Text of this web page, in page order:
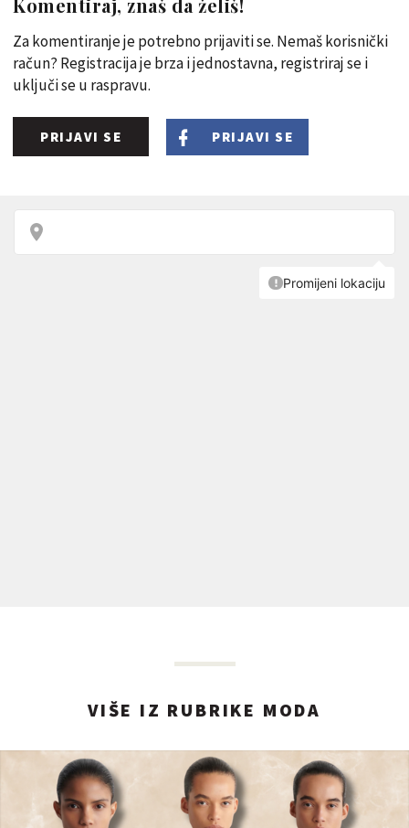
Komentiraj, znaš da želiš!
Za komentiranje je potrebno prijaviti se. Nemaš korisnički
račun? Registracija je brza i jednostavna, registriraj se i
uključi se u raspravu.
PRIJAVI SE PRIJAVI SE
VIŠE IZ RUBRIKE MODA